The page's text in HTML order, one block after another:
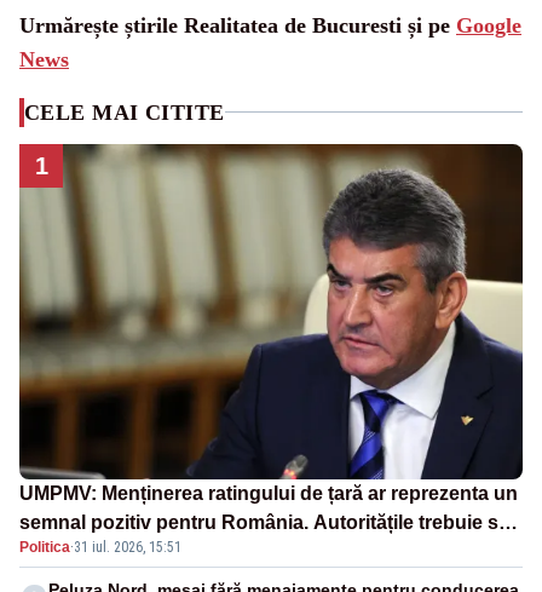
Urmărește știrile Realitatea de Bucuresti și pe Google
News
CELE MAI CITITE
1
UMPMV: Menținerea ratingului de țară ar reprezenta un
semnal pozitiv pentru România. Autoritățile trebuie să
continue consolidarea stabilității economice și
financiare
Politica·31 iul. 2026, 15:51